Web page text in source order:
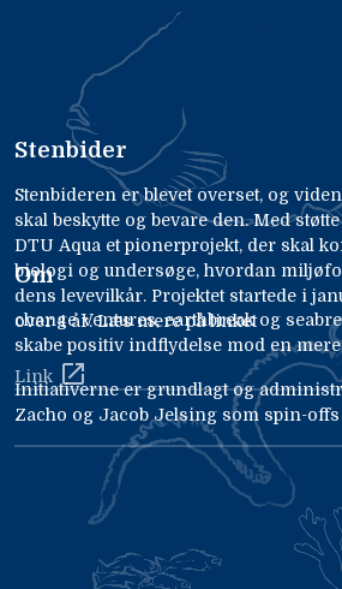
Stenbider
Stenbideren er blevet overset, og
skal beskytte og bevare den. Med
DTU Aqua et pionerprojekt, der skal
biologi og undersøge, hvordan
dens levevilkår. Projektet startede i
over 4 år. Læs mere på linket
Link
Om
change Ventures, earthbreak og
skabe positiv indflydelse mod en
Initiativerne er grundlagt og
Zacho og Jacob Jelsing som spin-